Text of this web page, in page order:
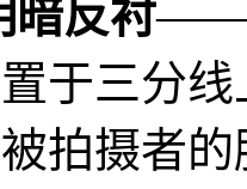
暗反衬——
于三分
拍摄者